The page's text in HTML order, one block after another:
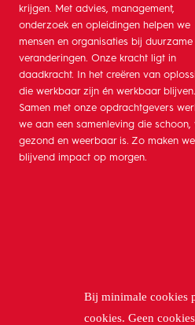
Bij minimale cookies
cookies. Geen
krijgen. Met advies, management,
onderzoek en opleidingen helpen we
mensen en organisaties bij duurzame
veranderingen. Onze kracht ligt in
daadkracht. In het creëren van
die werkbaar zijn én werkbaar blijven.
Samen met onze opdrachtgevers
we aan een samenleving die schoon,
gezond en weerbaar is. Zo maken we
blijvend impact op morgen.